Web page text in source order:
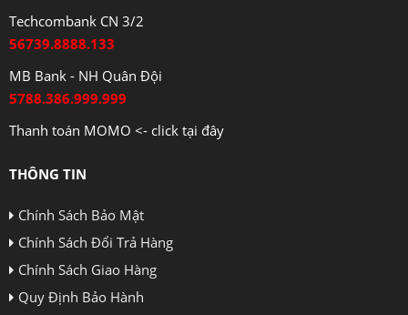
Techcombank CN 3/2
56739.8888.133
MB Bank - NH Quân Đội
5788.386.999.999
Thanh toán MOMO <- click tại đây
THÔNG TIN
Chính Sách Bảo Mật
Chính Sách Đổi Trả Hàng
Chính Sách Giao Hàng
Quy Định Bảo Hành